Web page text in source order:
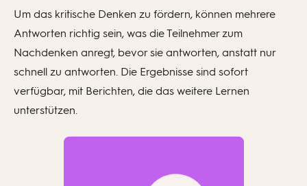
Um das kritische Denken zu fördern, können mehrere
Antworten richtig sein, was die Teilnehmer zum
Nachdenken anregt, bevor sie antworten, anstatt nur
schnell zu antworten. Die Ergebnisse sind sofort
verfügbar, mit Berichten, die das weitere Lernen
unterstützen.